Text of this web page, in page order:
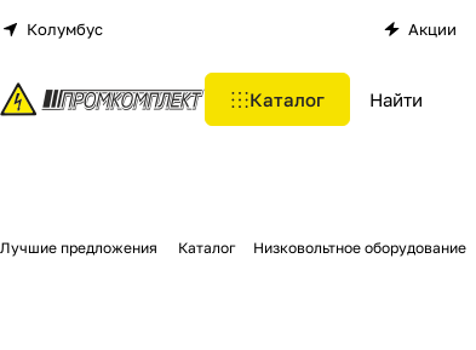
Колумбус Акции
Каталог
Лучшие предложения Каталог Низковольтное оборудование